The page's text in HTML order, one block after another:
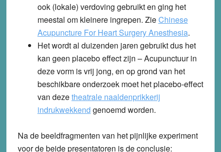
ook (lokale) verdoving gebruikt en ging het
meestal om kleinere ingrepen. ZieChinese
Acupuncture For Heart Surgery Anesthesia.
Het wordt al duizenden jaren gebruikt dus het
kan geen placebo effect zijn – Acupunctuur in
deze vorm is vrij jong, en op grond van het
beschikbare onderzoek moet het placebo-effect
van dezetheatrale naaldenprikkerij
indrukwekkend genoemd worden.
Na de beeldfragmenten van het pijnlijke experiment
voor de beide presentatoren is de conclusie: